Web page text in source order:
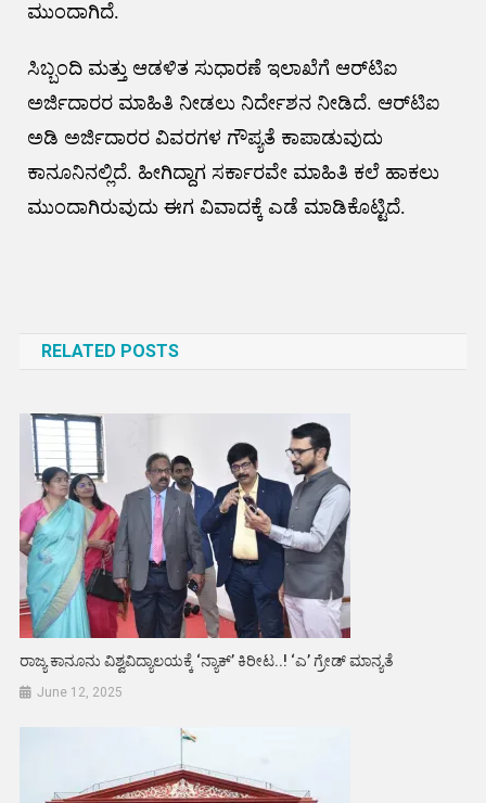
ಮುಂದಾಗಿದೆ.
ಸಿಬ್ಬಂದಿ ಮತ್ತು ಆಡಳಿತ ಸುಧಾರಣೆ ಇಲಾಖೆಗೆ ಆರ್‌ಟಿಐ
ಅರ್ಜಿದಾರರ ಮಾಹಿತಿ ನೀಡಲು ‌ನಿರ್ದೇಶನ ನೀಡಿದೆ. ಆರ್‌ಟಿಐ
ಅಡಿ ಅರ್ಜಿದಾರರ ವಿವರಗಳ ಗೌಪ್ಯತೆ ಕಾಪಾಡುವುದು
ಕಾನೂನಿನಲ್ಲಿದೆ. ಹೀಗಿದ್ದಾಗ ಸರ್ಕಾರವೇ ಮಾಹಿತಿ ಕಲೆ ಹಾಕಲು
ಮುಂದಾಗಿರುವುದು ಈಗ ವಿವಾದಕ್ಕೆ ಎಡೆ ಮಾಡಿಕೊಟ್ಟಿದೆ.
RELATED POSTS
ರಾಜ್ಯ ಕಾನೂನು ವಿಶ್ವವಿದ್ಯಾಲಯಕ್ಕೆ ‘ನ್ಯಾಕ್’ ಕಿರೀಟ..! ‘ಎ’ ಗ್ರೇಡ್ ಮಾನ್ಯತೆ
June 12, 2025